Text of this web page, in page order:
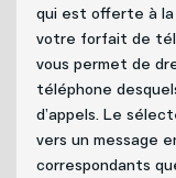
qui est offerte à
votre forfait de
vous permet de
téléphone
d’appels. Le
vers un message
correspondants